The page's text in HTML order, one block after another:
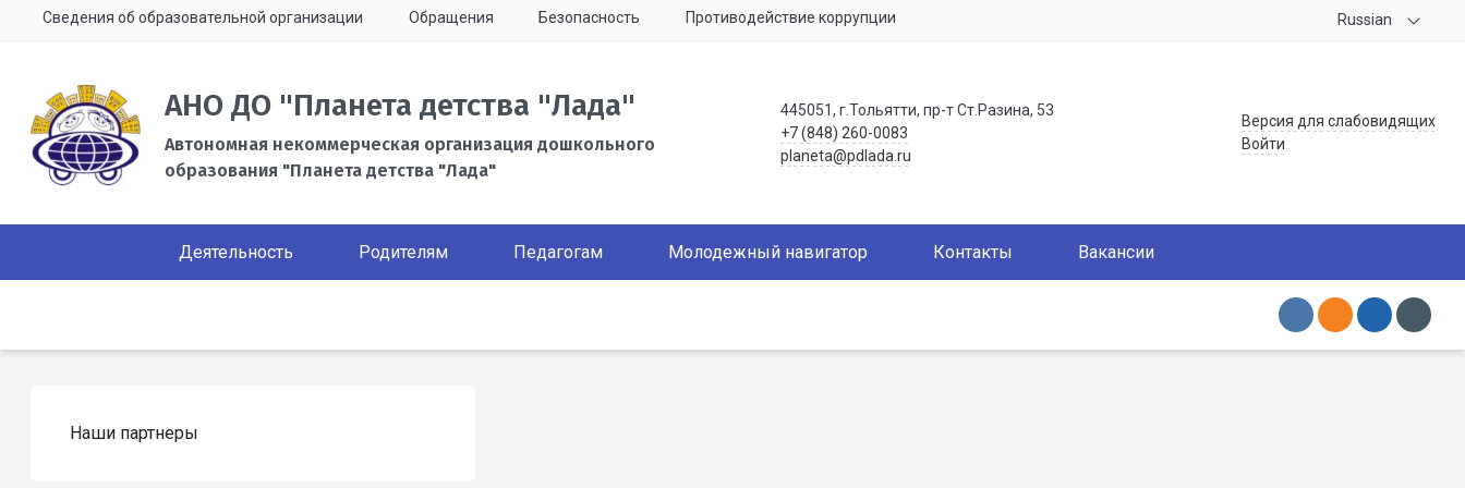
Сведения об образовательной организации Обращения Безопасность Противодействие коррупции Russian
АНО ДО "Планета детства "Лада"
Автономная некоммерческая организация дошкольного
образования "Планета детства "Лада"
445051, г.Тольятти, пр-т Ст.Разина, 53
+7 (848) 260-0083
planeta@pdlada.ru
Версия для слабовидящих
Войти
Деятельность Родителям Педагогам Молодежный навигатор Контакты Вакансии
Наши партнеры